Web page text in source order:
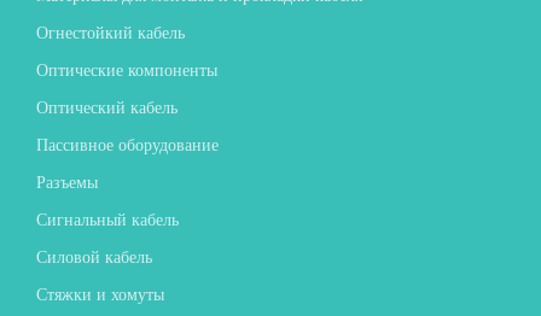
Огнестойкий кабель
Оптические компоненты
Оптический кабель
Пассивное оборудование
Разъемы
Сигнальный кабель
Силовой кабель
Стяжки и хомуты